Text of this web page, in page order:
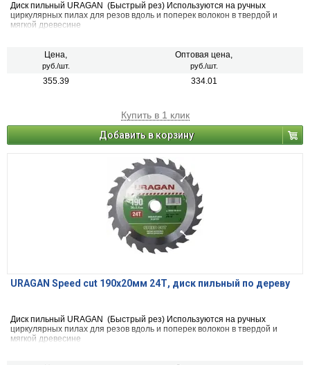
Диск пильный URAGAN (Быстрый рез) Используются на ручных
циркулярных пилах для резов вдоль и поперек волокон в твердой и
мягкой древесине
Цена,
руб./шт.
Оптовая цена,
руб./шт.
355.39 334.01
Купить в 1 клик
Добавить в корзину
URAGAN Speed cut 190х20мм 24Т, диск пильный по дереву
Диск пильный URAGAN (Быстрый рез) Используются на ручных
циркулярных пилах для резов вдоль и поперек волокон в твердой и
мягкой древесине